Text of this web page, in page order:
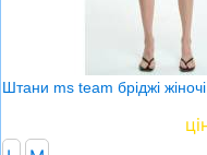
Штани ms team бріджі